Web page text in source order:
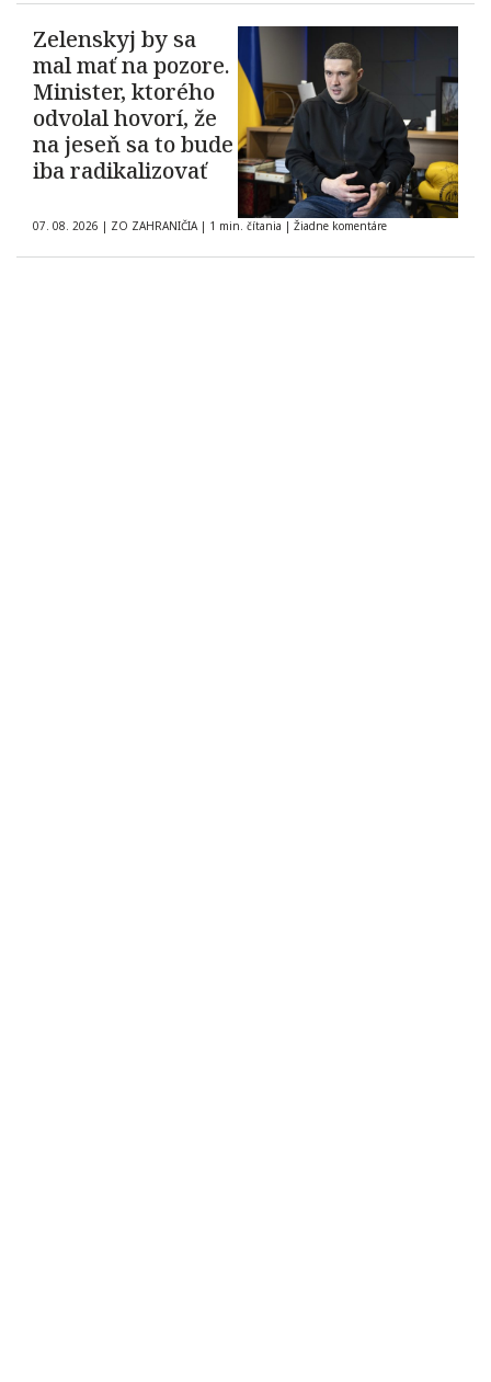
Zelenskyj by sa
mal mať na pozore.
Minister, ktorého
odvolal hovorí, že
na jeseň sa to bude
iba radikalizovať
07. 08. 2026 | ZO ZAHRANIČIA | 1 min. čítania | Žiadne komentáre